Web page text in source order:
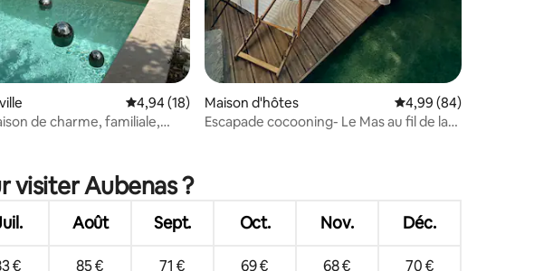
base de 31 commentaires : 4,97 sur 5
Évaluation moyenne sur la base de 18 commentaires : 4,94 sur 5
4,94 (18)
de charme, familiale,
Maison d'hôtes Évaluation moyenne
4,99 (84)
Escapade cocooning- Le Mas au fil de la
visiter Aubenas ?
Août Sept. Oct. Nov. Déc.
€ 85 € 71 € 69 € 68 € 70 €